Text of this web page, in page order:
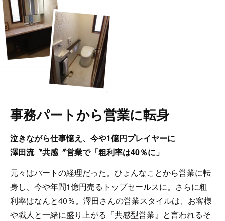
事務パートから営業に転身
泣きながら仕事憶え、 今や1億円プレイヤーに
澤田流〝共感〞営業で「粗利率は40％に」
元々はパートの経理だった。ひょんなことから営業に転
身し、今や年間1億円売るトップセールスに。さらに粗
利率はなんと40％。澤田さんの営業スタイルは、お客様
や職人と一緒に盛り上がる『共感型営業』と言われるそ